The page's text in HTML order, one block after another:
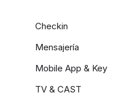
Checkin
Mensajería
Mobile App & Key
TV & CAST